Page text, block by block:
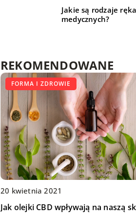
Jakie są rodzaje
medycznych?
REKOMENDOWANE
LIFE & STYLE
18 marca 2020
Dodatki i akcesoria, które odmienią
FORMA I ZDROWIE
20 kwietnia 2021
Jak olejki CBD wpływają na naszą
FORMA I ZDROWIE
01 września 2021
Badanie wzroku – co jaki czas